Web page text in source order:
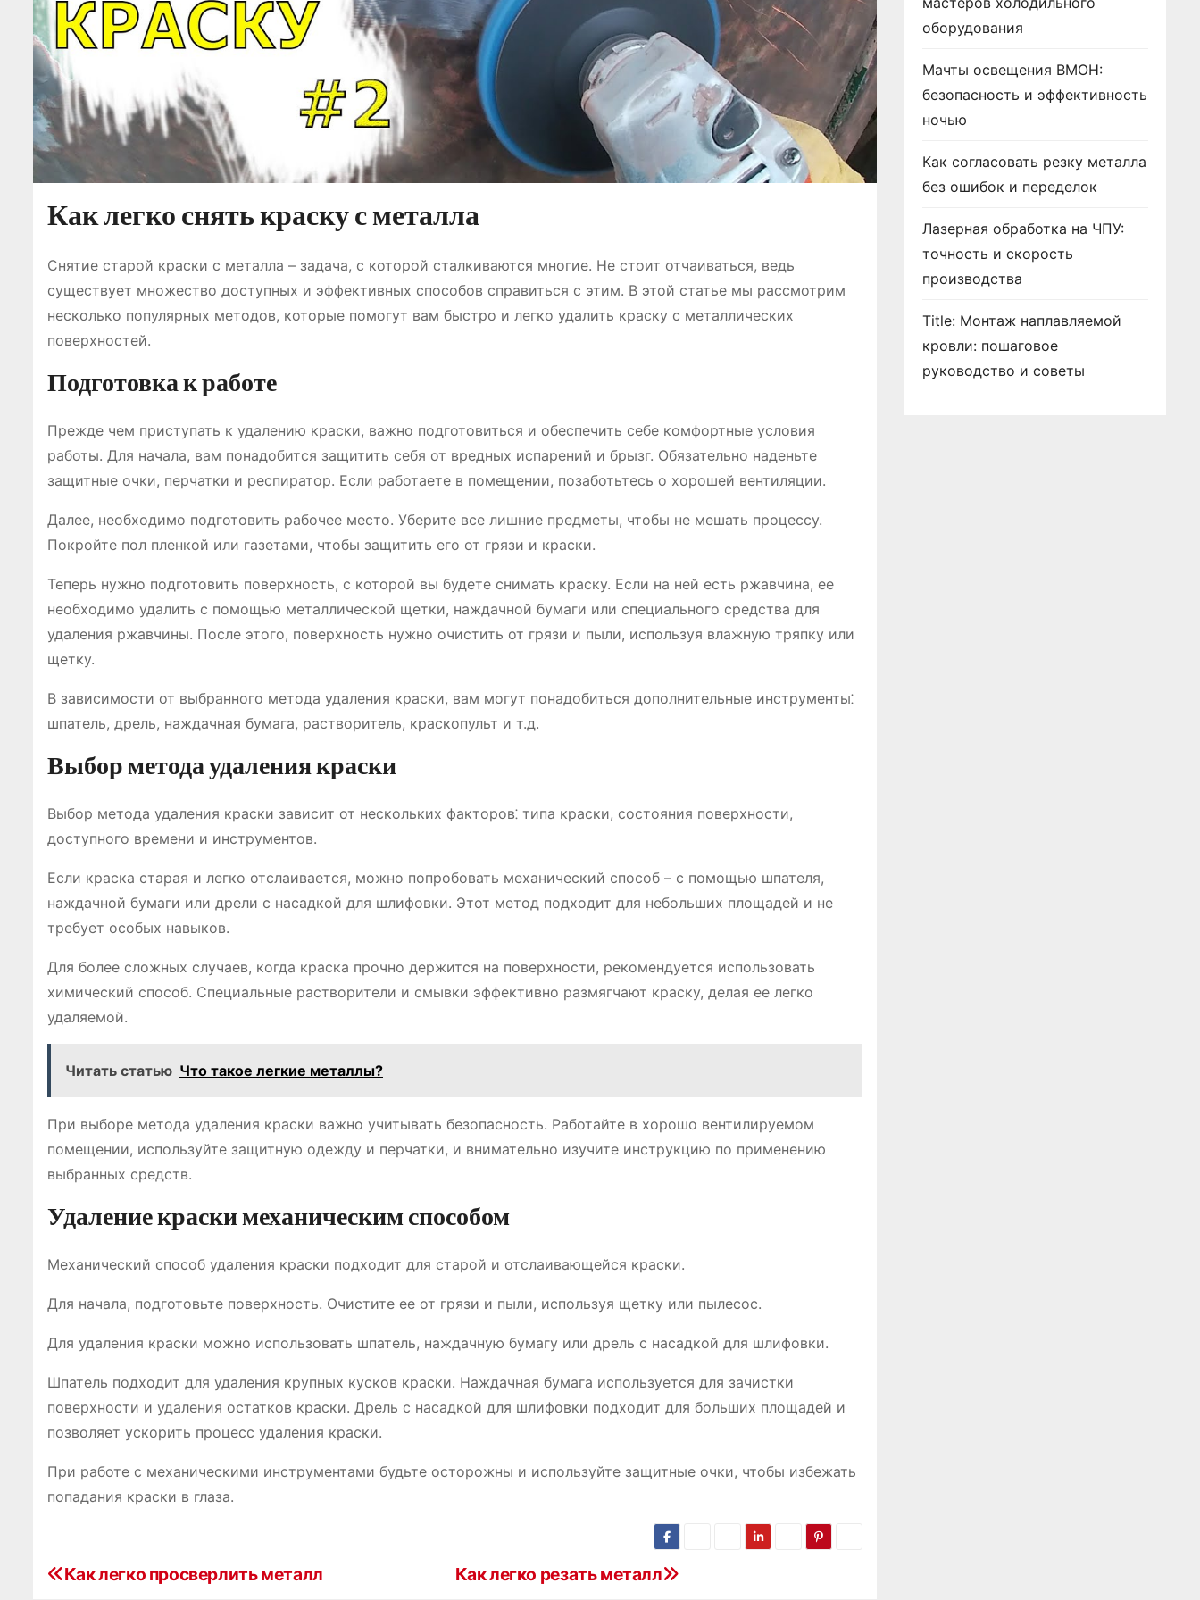
Как легко снять краску с металла
Снятие старой краски с металла – задача, с которой сталкиваются многие. Не стоит отчаиваться, ведь
существует множество доступных и эффективных способов справиться с этим. В этой статье мы рассмотрим
несколько популярных методов, которые помогут вам быстро и легко удалить краску с металлических
поверхностей.
Подготовка к работе
Прежде чем приступать к удалению краски, важно подготовиться и обеспечить себе комфортные условия
работы. Для начала, вам понадобится защитить себя от вредных испарений и брызг. Обязательно наденьте
защитные очки, перчатки и респиратор. Если работаете в помещении, позаботьтесь о хорошей вентиляции.
Далее, необходимо подготовить рабочее место. Уберите все лишние предметы, чтобы не мешать процессу.
Покройте пол пленкой или газетами, чтобы защитить его от грязи и краски.
Теперь нужно подготовить поверхность, с которой вы будете снимать краску. Если на ней есть ржавчина, ее
необходимо удалить с помощью металлической щетки, наждачной бумаги или специального средства для
удаления ржавчины. После этого, поверхность нужно очистить от грязи и пыли, используя влажную тряпку или
щетку.
В зависимости от выбранного метода удаления краски, вам могут понадобиться дополнительные инструменты⁚
шпатель, дрель, наждачная бумага, растворитель, краскопульт и т.д.
Выбор метода удаления краски
Выбор метода удаления краски зависит от нескольких факторов⁚ типа краски, состояния поверхности,
доступного времени и инструментов.
Если краска старая и легко отслаивается, можно попробовать механический способ – с помощью шпателя,
наждачной бумаги или дрели с насадкой для шлифовки. Этот метод подходит для небольших площадей и не
требует особых навыков.
Для более сложных случаев, когда краска прочно держится на поверхности, рекомендуется использовать
химический способ. Специальные растворители и смывки эффективно размягчают краску, делая ее легко
удаляемой.
Читать статью Что такое легкие металлы?
При выборе метода удаления краски важно учитывать безопасность. Работайте в хорошо вентилируемом
помещении, используйте защитную одежду и перчатки, и внимательно изучите инструкцию по применению
выбранных средств.
Удаление краски механическим способом
Механический способ удаления краски подходит для старой и отслаивающейся краски.
Для начала, подготовьте поверхность. Очистите ее от грязи и пыли, используя щетку или пылесос.
Для удаления краски можно использовать шпатель, наждачную бумагу или дрель с насадкой для шлифовки.
Шпатель подходит для удаления крупных кусков краски. Наждачная бумага используется для зачистки
поверхности и удаления остатков краски. Дрель с насадкой для шлифовки подходит для больших площадей и
позволяет ускорить процесс удаления краски.
При работе с механическими инструментами будьте осторожны и используйте защитные очки, чтобы избежать
попадания краски в глаза.
Н
Как легко резать металл
Как легко просверлить металл
оборудования
Мачты освещения ВМОН:
безопасность и эффективность
ночью
Как согласовать резку металла
без ошибок и переделок
Лазерная обработка на ЧПУ:
точность и скорость
производства
Title: Монтаж наплавляемой
кровли: пошаговое
руководство и советы